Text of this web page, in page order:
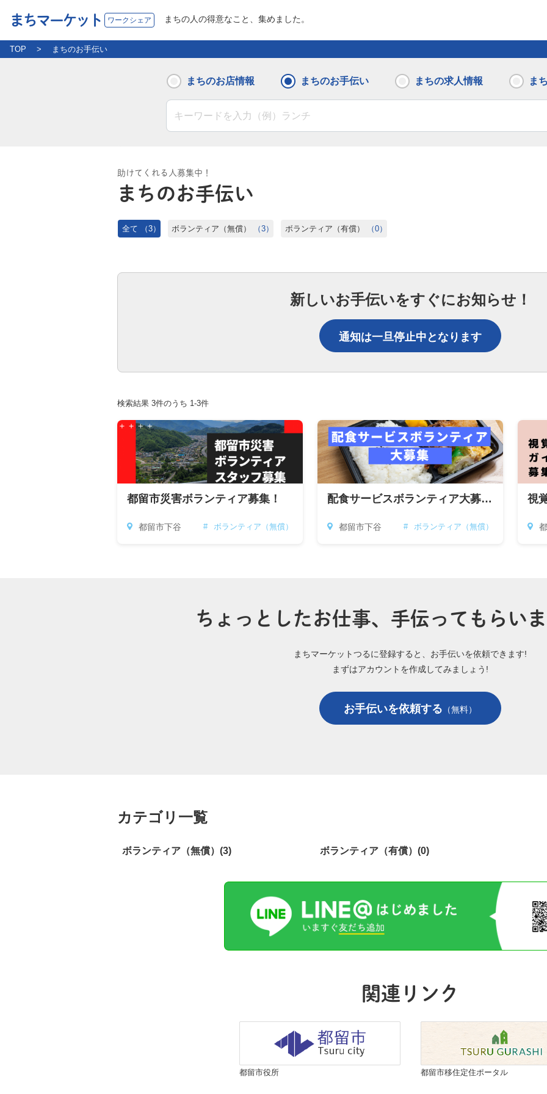
まちマーケット ワークシェア まちの人の得意なこと、集めました。
TOP まちのお手伝い
まちのお店情報 まちのお手伝い まちの求人情報 ま
助けてくれる人募集中！
まちのお手伝い
全て （3） ボランティア（無償） （3） ボランティア（有償） （0）
新しいお手伝いをすぐにお知らせ！
通知は一旦停止中となります
検索結果 3件のうち 1-3件
都留市災害ボランティア募集！
都留市下谷 # ボランティア（無償）
配食サービスボランティア大募集！
都留市下谷 # ボランティア（無償）
ちょっとしたお仕事、手伝ってもらい
まちマーケットつるに登録すると、お手伝いを依頼できます!
まずはアカウントを作成してみましょう!
お手伝いを依頼する （無料）
カテゴリ一覧
ボランティア（無償）(3) ボランティア（有償）(0)
関連リンク
都留市役所 都留市移住定住ポータル